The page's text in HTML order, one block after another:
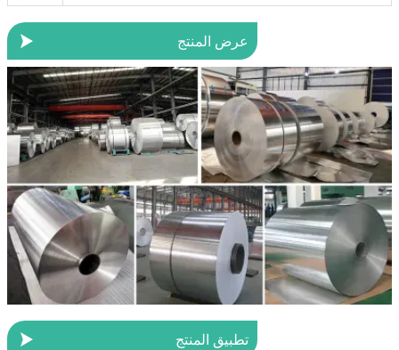
 عرض المنتج
 تطبيق المنتج